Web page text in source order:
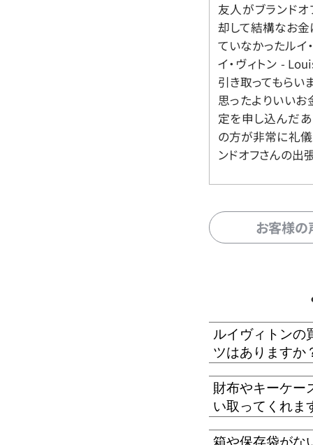
友人がブランド
却して結構なお金
ていなかったルイ
イ・ヴィトン -
引き取ってもらい
思ったよりいいお
定を申し込んだ
の方が非常に礼儀
ンドオフさんの出
お客様
ルイヴィトンの
ツはありますか
財布やキーケー
い取ってくれま
箱や保存袋がな